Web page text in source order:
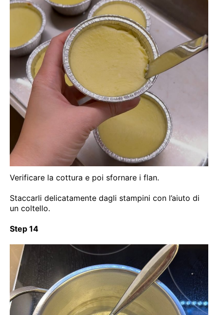
Verificare la cottura e poi sfornare i flan.
Staccarli delicatamente dagli stampini con l’aiuto di
un coltello.
Step 14